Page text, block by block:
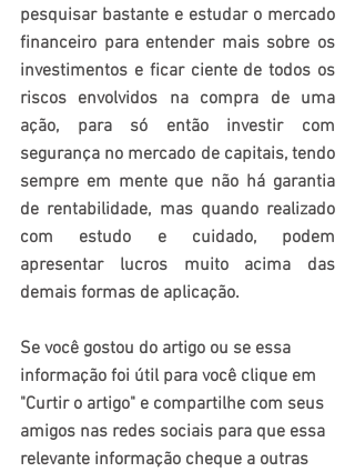
pesquisar bastante e estudar o mercado
financeiro para entender mais sobre os
investimentos e ficar ciente de todos os
riscos envolvidos na compra de uma
ação, para só então investir com
segurança no mercado de capitais, tendo
sempre em mente que não há garantia
de rentabilidade, mas quando realizado
com estudo e cuidado, podem
apresentar lucros muito acima das
demais formas de aplicação.
Se você gostou do artigo ou se essa
informação foi útil para você clique em
"Curtir o artigo" e compartilhe com seus
amigos nas redes sociais para que essa
relevante informação cheque a outras